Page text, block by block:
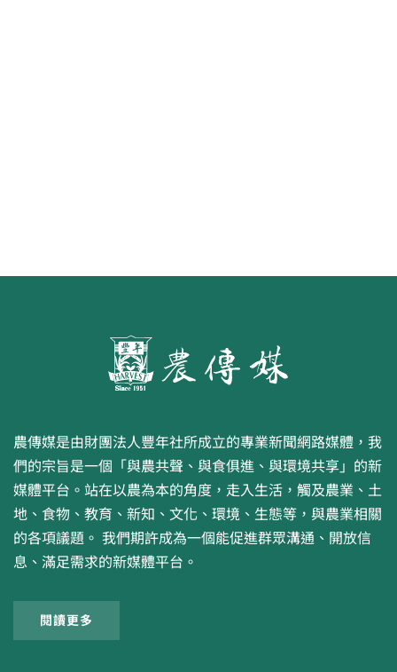
農傳媒是由財團法人豐年社所成立的專業新聞網路媒體，我
們的宗旨是一個「與農共聲、與食俱進、與環境共享」的新
媒體平台。站在以農為本的角度，走入生活，觸及農業、土
地、食物、教育、新知、文化、環境、生態等，與農業相關
的各項議題。 我們期許成為一個能促進群眾溝通、開放信
息、滿足需求的新媒體平台。
閱讀更多